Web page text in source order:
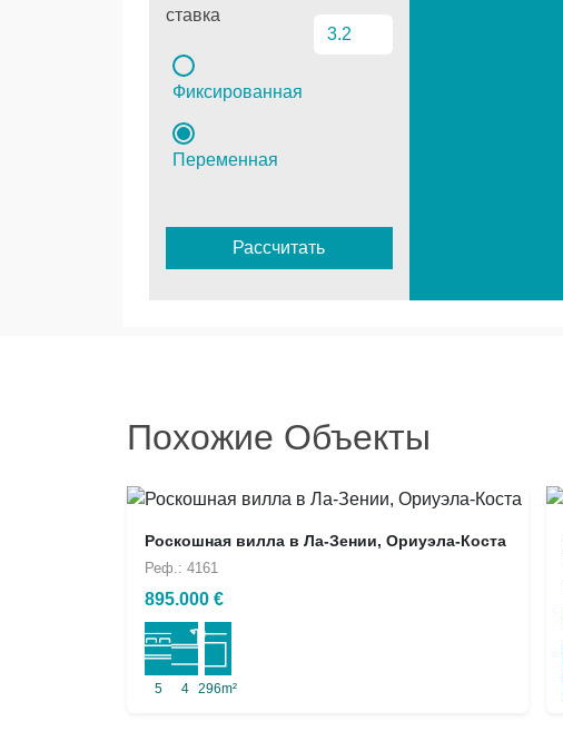
ставка
Фиксированная
Переменная
Рассчитать
Похожие Объекты
Роскошная вилла в Ла-Зении, Ориуэла-Коста
Реф.: 4161
895.000 €
5 4 296m²